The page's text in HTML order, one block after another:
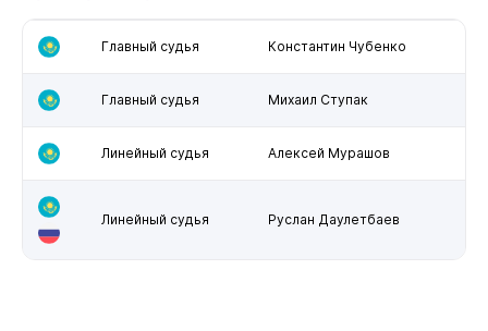
Главный судья Константин Чубенко
Главный судья Михаил Ступак
Линейный судья Алексей Мурашов
Линейный судья Руслан Даулетбаев